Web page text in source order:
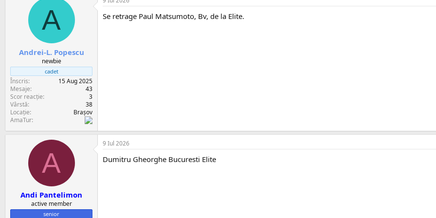
A
Andrei-L. Popescu
newbie
cadet
Înscris
15 Aug 2025
Mesaje
43
Scor reacție
3
Vârstă
38
Locație
Brașov
AmaTur
Se retrage Paul Matsumoto, Bv, de la Elite.
A
Andi Pantelimon
active member
senior
9 Iul 2026
Dumitru Gheorghe Bucuresti Elite